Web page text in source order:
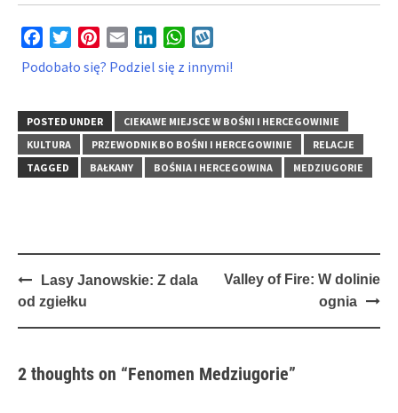
FacebookTwitterPinterest
Email LinkedInWhatsApp
Podobało się? Podziel się z innymi!
POSTED UNDER
CIEKAWE MIEJSCE W BOŚNI I HERCEGOWINIE
KULTURA
PRZEWODNIK BO BOŚNI I HERCEGOWINIE
RELACJE
TAGGED
BAŁKANY BOŚNIA I HERCEGOWINA MEDZIUGORIE
Post
navigation
Lasy Janowskie: Z dala
od zgiełku
Valley of Fire: W dolinie
ognia
2 thoughts on “Fenomen Medziugorie”